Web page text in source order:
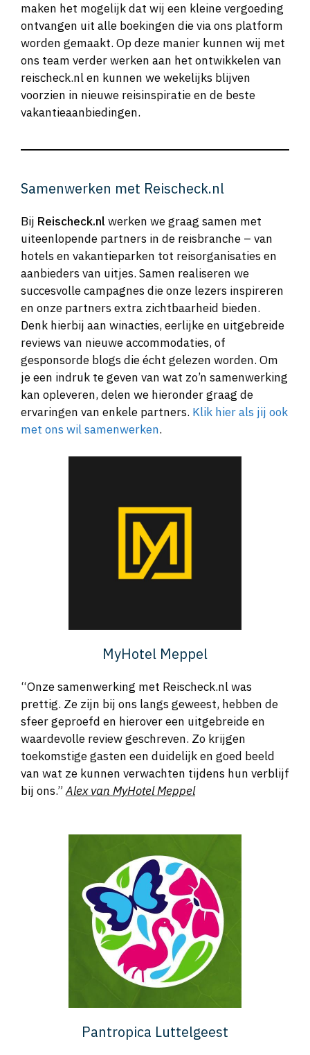
maken het mogelijk dat wij een kleine vergoeding
ontvangen uit alle boekingen die via ons platform
worden gemaakt. Op deze manier kunnen wij met
ons team verder werken aan het ontwikkelen van
reischeck.nl en kunnen we wekelijks blijven
voorzien in nieuwe reisinspiratie en de beste
vakantieaanbiedingen.
Samenwerken met Reischeck.nl
Bij Reischeck.nlwerken we graag samen met
uiteenlopende partners in de reisbranche – van
hotels en vakantieparken tot reisorganisaties en
aanbieders van uitjes. Samen realiseren we
succesvolle campagnes die onze lezers inspireren
en onze partners extra zichtbaarheid bieden.
Denk hierbij aan winacties, eerlijke en uitgebreide
reviews van nieuwe accommodaties, of
gesponsorde blogs die écht gelezen worden. Om
je een indruk te geven van wat zo’n samenwerking
kan opleveren, delen we hieronder graag de
ervaringen van enkele partners. Klik hier als jij ook
met ons wil samenwerken.
MyHotel Meppel
“Onze samenwerking met Reischeck.nl was
prettig. Ze zijn bij ons langs geweest, hebben de
sfeer geproefd en hierover een uitgebreide en
waardevolle review geschreven. Zo krijgen
toekomstige gasten een duidelijk en goed beeld
van wat ze kunnen verwachten tijdens hun verblijf
bij ons.”Alex van MyHotel Meppel
Pantropica Luttelgeest